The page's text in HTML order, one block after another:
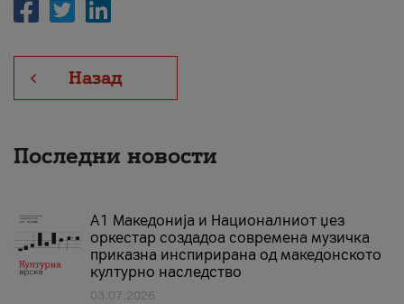
Назад
Последни новости
А1 Македонија и Националниот џез
оркестар создадоа современа музичка
приказна инспирирана од македонското
културно наследство
03.07.2026